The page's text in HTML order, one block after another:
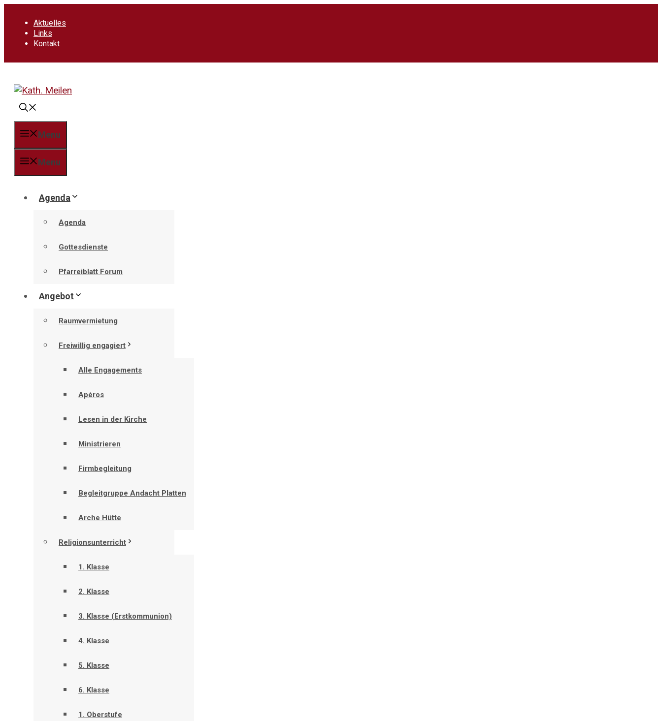
Inhalt
Aktuelles
Links
Kontakt
Menu
Menu
Agenda
Agenda
Gottesdienste
Pfarreiblatt Forum
Angebot
Raumvermietung
Freiwillig engagiert
Alle Engagements
Apéros
Lesen in der Kirche
Ministrieren
Firmbegleitung
Begleitgruppe Andacht Platten
Arche Hütte
Religionsunterricht
1. Klasse
2. Klasse
3. Klasse (Erstkommunion)
4. Klasse
5. Klasse
6. Klasse
1. Oberstufe